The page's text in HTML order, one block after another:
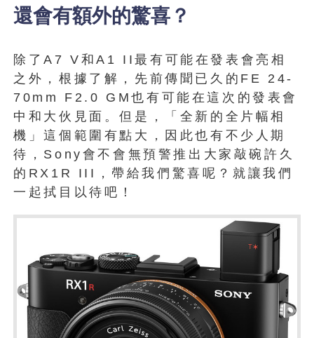
還會有額外的驚喜？
除了A7 V和A1 II最有可能在發表會亮相
之外，根據了解，先前傳聞已久的FE 24-
70mm F2.0 GM也有可能在這次的發表會
中和大伙見面。但是，「全新的全片幅相
機」這個範圍有點大，因此也有不少人期
待，Sony會不會無預警推出大家敲碗許久
的RX1R III，帶給我們驚喜呢？就讓我們
一起拭目以待吧！